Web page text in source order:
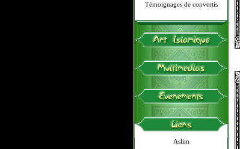
Témoignages de convertis
Aslim